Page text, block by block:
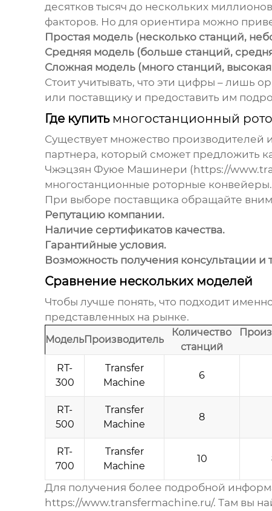
десятков тысяч до нескольких
факторов. Но для ориентира можно
Простая модель (несколько станций,
Средняя модель (больше станций,
Сложная модель (много станций,
Стоит учитывать, что эти цифры – лишь
или поставщику и предоставить им
Где купить многостанционный
Существует множество производителей
партнера, который сможет предложить
Чжэцзян Фуюе Машинери ( https://
многостанционные роторные конвейеры.
При выборе поставщика обращайте
Репутацию компании.
Наличие сертификатов качества.
Гарантийные условия.
Возможность получения консультации
Сравнение нескольких моделей
Чтобы лучше понять, что подходит
представленных на рынке.
МодельПроизводитель
Количество
станций
RT-
300
Transfer
Machine
6
RT-
500
Transfer
Machine
8
RT-
700
Transfer
Machine
10
Для получения более подробной
https://www.transfermachine.ru/. Там вы